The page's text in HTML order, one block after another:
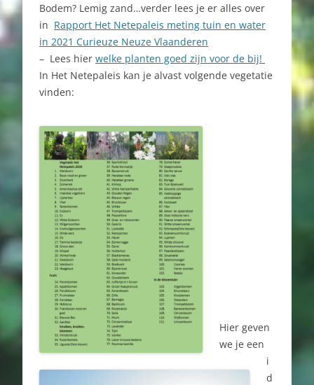
Bodem? Lemig zand…verder lees je er alles over
in Rapport Het Netepaleis meting tuin en water
in 2021 Curieuze Neuze Vlaanderen
– Lees hier welke planten goed zijn voor de bij!
In Het Netepaleis kan je alvast volgende vegetatie
vinden:
Hier geven
we je een
i
d